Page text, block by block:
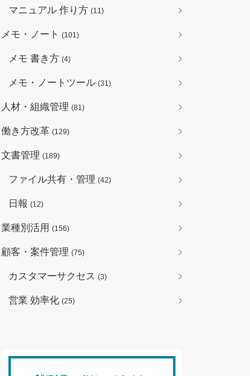
マニュアル 作り方 (11)
メモ・ノート (101)
メモ 書き方 (4)
メモ・ノートツール (31)
人材・組織管理 (81)
働き方改革 (129)
文書管理 (189)
ファイル共有・管理 (42)
日報 (12)
業種別活用 (156)
顧客・案件管理 (75)
カスタマーサクセス (3)
営業 効率化 (25)